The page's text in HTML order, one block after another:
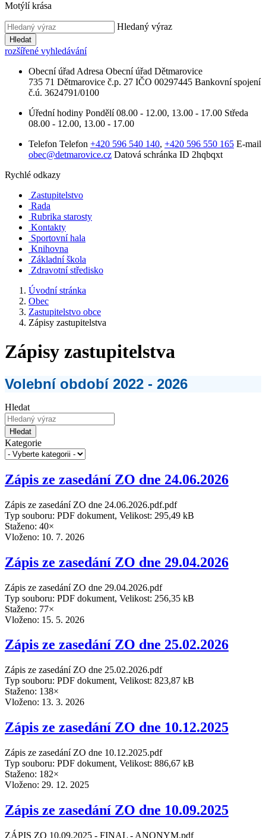
Motýlí krása
Hledaný výraz
Hledat
rozšířené vyhledávání
Obecní úřad Adresa Obecní úřad Dětmarovice
735 71 Dětmarovice č.p. 27 IČO 00297445 Bankovní spojení
č.ú. 3624791/0100
Úřední hodiny Pondělí 08.00 - 12.00, 13.00 - 17.00 Středa
08.00 - 12.00, 13.00 - 17.00
Telefon Telefon +420 596 540 140, +420 596 550 165 E-mail
obec@detmarovice.cz Datová schránka ID 2hqbqxt
Rychlé odkazy
Zastupitelstvo
Rada
Rubrika starosty
Kontakty
Sportovní hala
Knihovna
Základní škola
Zdravotní středisko
Úvodní stránka
Obec
Zastupitelstvo obce
Zápisy zastupitelstva
Zápisy zastupitelstva
Volební období 2022 - 2026
Hledat
Hledat
Kategorie
Zápis ze zasedání ZO dne 24.06.2026
Zápis ze zasedání ZO dne 24.06.2026.pdf.pdf
Typ souboru: PDF dokument, Velikost: 295,49 kB
Staženo: 40×
Vloženo: 10. 7. 2026
Zápis ze zasedání ZO dne 29.04.2026
Zápis ze zasedání ZO dne 29.04.2026.pdf
Typ souboru: PDF dokument, Velikost: 256,35 kB
Staženo: 77×
Vloženo: 15. 5. 2026
Zápis ze zasedání ZO dne 25.02.2026
Zápis ze zasedání ZO dne 25.02.2026.pdf
Typ souboru: PDF dokument, Velikost: 823,87 kB
Staženo: 138×
Vloženo: 13. 3. 2026
Zápis ze zasedání ZO dne 10.12.2025
Zápis ze zasedání ZO dne 10.12.2025.pdf
Typ souboru: PDF dokument, Velikost: 886,67 kB
Staženo: 182×
Vloženo: 29. 12. 2025
Zápis ze zasedání ZO dne 10.09.2025
ZÁPIS ZO 10.09.2025 - FINAL - ANONYM.pdf